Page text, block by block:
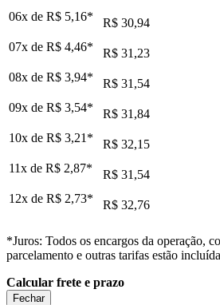
06x de R$ 5,16*
R$ 30,94
07x de R$ 4,46*
R$ 31,23
08x de R$ 3,94*
R$ 31,54
09x de R$ 3,54*
R$ 31,84
10x de R$ 3,21 *
R$ 32,15
11x de R$ 2,87*
R$ 31,54
12x de R$ 2,73* R$ 32,76
*Juros: Todos os encargos da operação,
parcelamento e outras tarifas estão
Calcular frete e prazo
Fechar